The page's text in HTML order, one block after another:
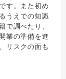
す。また初め
うえでの知識
で調べたり、
業の準備を進
リスクの面も